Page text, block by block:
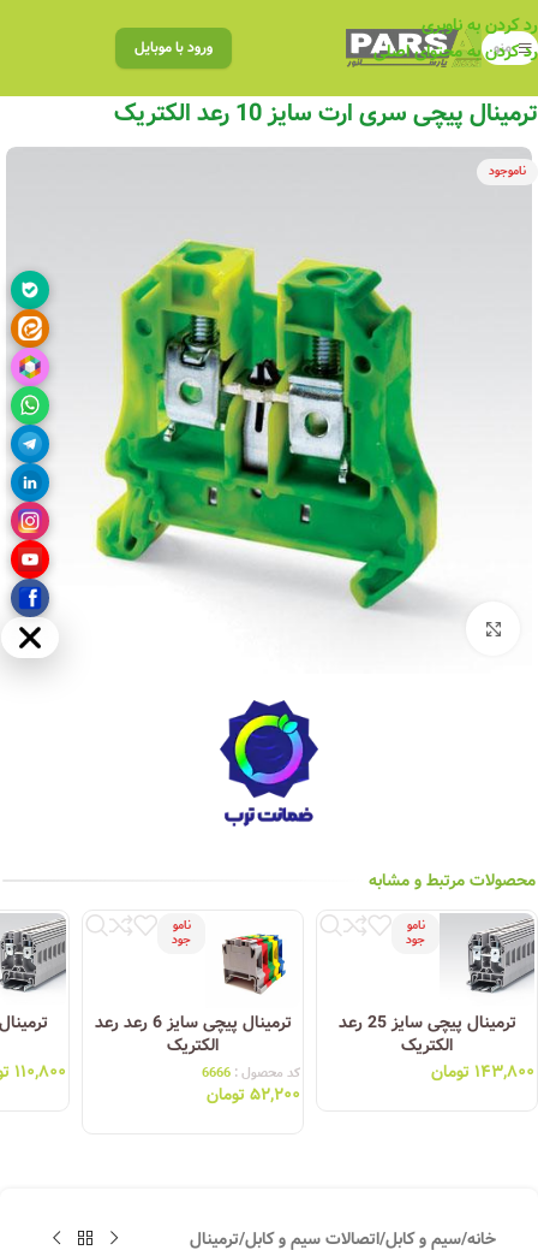
رد کردن به ناوبری
رد کردن به محتوای اصلی
منو ورود با موبایل
ترمینال پیچی سری ارت سایز 10 رعد الکتریک
ناموجود
محصولات مرتبط و مشابه
نامو
جود
ترمینال پیچی سایز 25 رعد
الکتریک
۱۴۳,۸۰۰ تومان
نامو
جود
ترمینال پیچی سایز 6 رعد رعد
الکتریک
کد محصول : 6666
۵۲,۲۰۰تومان
۱۱۰,۸۰۰
خانه/سیم و کابل/اتصالات سیم و کابل/ترمینال